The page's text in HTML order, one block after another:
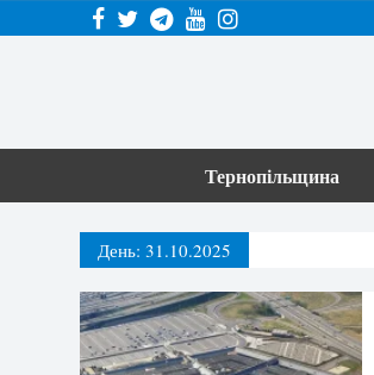
Тернопільщина
День: 31.10.2025